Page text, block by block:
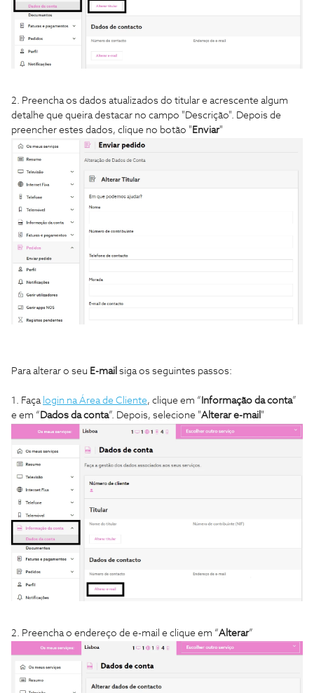
2. Preencha os dados atualizados do titular e acrescente algum
detalhe que queira destacar no campo "Descrição". Depois de
preencher estes dados, clique no botão " Enviar"
Para alterar o seu E-mail siga os seguintes passos:
1. Faça login na Área de Cliente, clique em “ Informação da conta”
e em “ Dados da conta”. Depois, selecione "Alterar e-mail "
2. Preencha o endereço de e-mail e clique em “Alterar”